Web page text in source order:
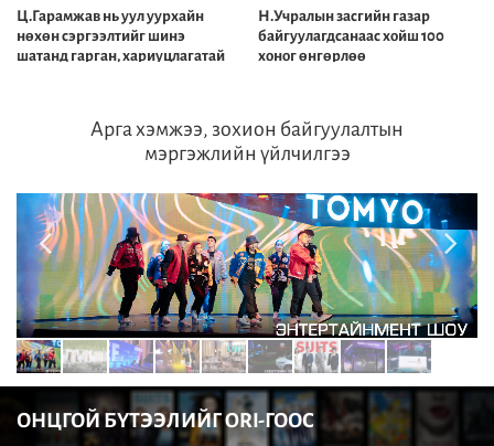
Ц.Гарамжав нь уул уурхайн
нөхөн сэргээлтийг шинэ
шатанд гарган, хариуцлагатай
Н.Учралын засгийн газар
байгуулагдсанаас хойш 100
хоног өнгөрлөө
Арга хэмжээ, зохион байгуулалтын
мэргэжлийн үйлчилгээ
ОНЦГОЙ БҮТЭЭЛИЙГ ORI-ГООС